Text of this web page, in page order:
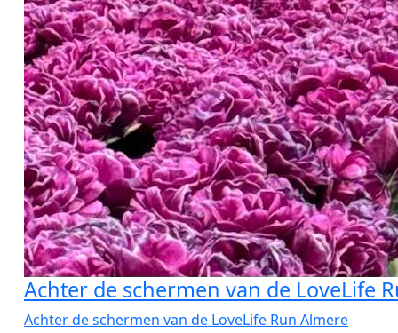
Achter de schermen van de LoveLife
Achter de schermen van de LoveLife Run Almere